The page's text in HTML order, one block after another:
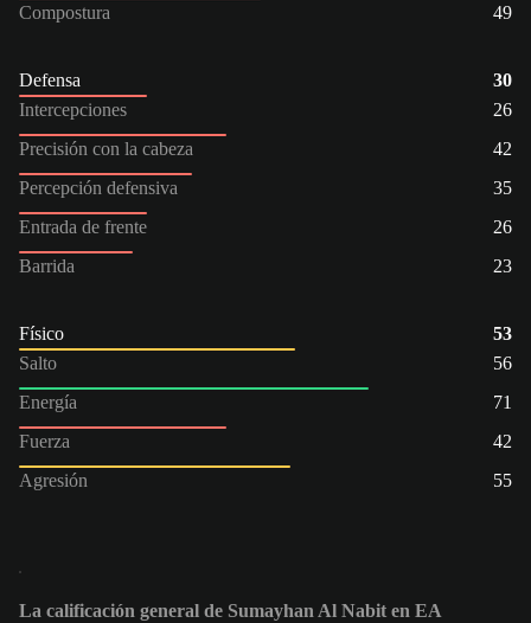
Compostura
49
Defensa
30
Intercepciones
26
Precisión con la cabeza
42
Percepción defensiva
35
Entrada de frente
26
Barrida
23
Físico
53
Salto
56
Energía
71
Fuerza
42
Agresión
55
La calificación general de Sumayhan Al Nabit en EA